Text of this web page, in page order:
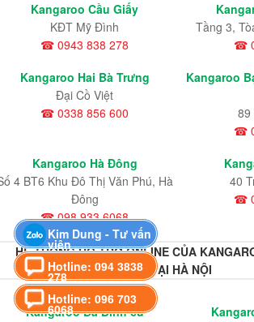
Kangaroo Cầu Giấy
KĐT Mỹ Đình
☎ 0943 838 278
Tầng 3,
☎
Kangaroo Hai Bà Trưng
Đại Cồ Việt
☎ 0338 856 600
Kangaroo
89
☎
Kangaroo Hà Đông
4 BT6 Khu Đô Thị Văn Phú, Hà
Đông
☎ 098 933 6068
40
☎
HỆ THỐNG HỖ TRỢ ONLINE CỦA
TẠI HÀ NỘI
Kangaroo Ba Đình cũ
Kim Dung - Tư vấn
viên
Hotline: 094 3838
278
Hotline: 096 703
6068